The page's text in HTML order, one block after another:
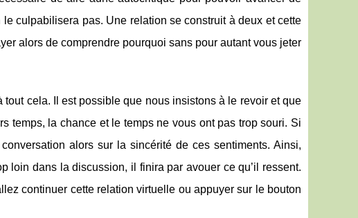
culpabilisera pas. Une relation se construit à deux et cette
alors de comprendre pourquoi sans pour autant vous jeter
cela. Il est possible que nous insistons à le revoir et que
temps, la chance et le temps ne vous ont pas trop souri. Si
alors sur la sincérité de ces sentiments. Ainsi,
loin dans la discussion, il finira par avouer ce qu’il ressent.
continuer cette relation virtuelle ou appuyer sur le bouton